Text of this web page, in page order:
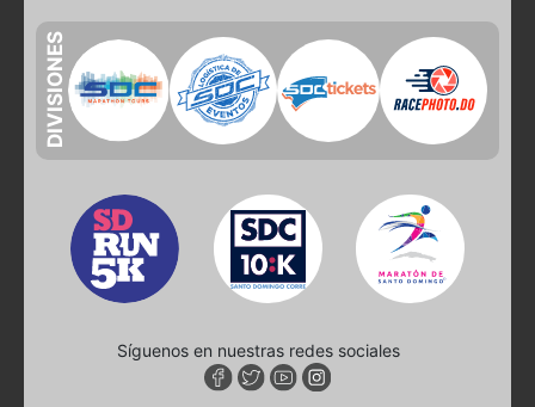
DIVISIONES
Síguenos en nuestras redes sociales